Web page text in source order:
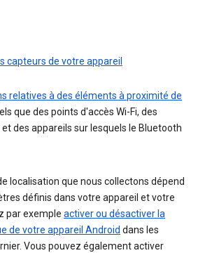
capteurs de votre appareil
relatives à des éléments à proximité de
que des points d'accès Wi-Fi, des
des appareils sur lesquels le Bluetooth
localisation que nous collectons dépend
définis dans votre appareil et votre
par exemple activer ou désactiver la
de votre appareil Android dans les
Vous pouvez également activer